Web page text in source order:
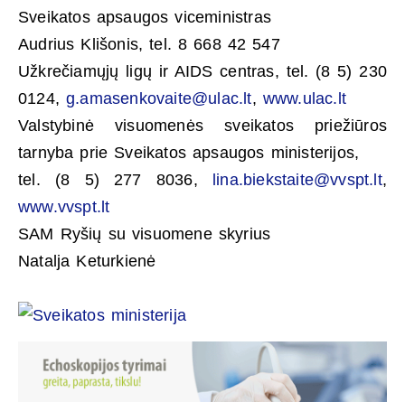
Sveikatos apsaugos viceministras
Audrius Klišonis, tel. 8 668 42 547
Užkrečiamųjų ligų ir AIDS centras, tel. (8 5) 230
0124, g.amasenkovaite@ulac.lt, www.ulac.lt
Valstybinė visuomenės sveikatos priežiūros
tarnyba prie Sveikatos apsaugos ministerijos,
tel. (8 5) 277 8036, lina.biekstaite@vvspt.lt,
www.vvspt.lt
SAM Ryšių su visuomene skyrius
Natalja Keturkienė